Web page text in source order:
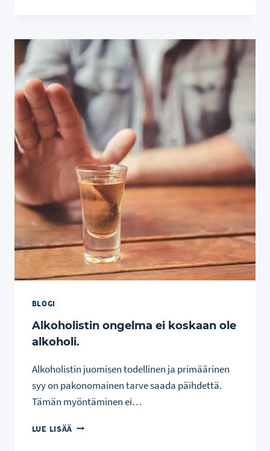
BLOGI
Alkoholistin ongelma ei koskaan ole
alkoholi.
Alkoholistin juomisen todellinen ja primäärinen
syy on pakonomainen tarve saada päihdettä.
Tämän myöntäminen ei…
LUE LISÄÄ ALKOHOLISTIN